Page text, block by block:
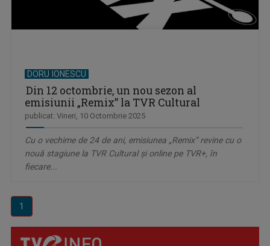
DORU IONESCU
Din 12 octombrie, un nou sezon al
emisiunii „Remix” la TVR Cultural
publicat: Vineri, 10 Octombrie 2025
Cu o vechime de 24 de ani, emisiunea „Remix” revine cu o
nouă stagiune la TVR Cultural și online pe TVR+, în
fiecare...
1